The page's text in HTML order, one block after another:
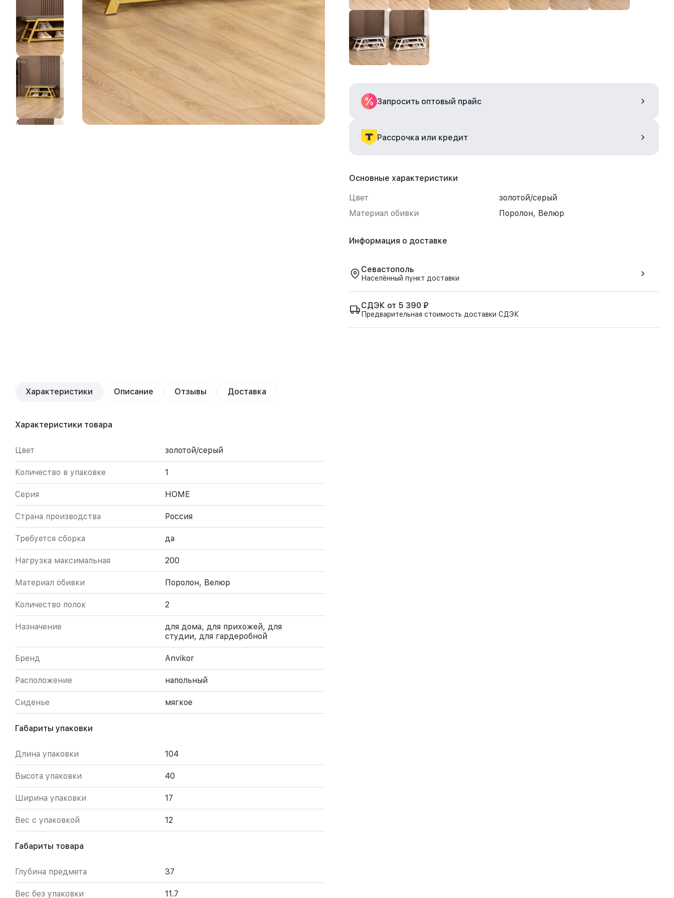
Запросить оптовый прайс
Рассрочка или кредит
Основные характеристики
Цвет
золотой/серый
Материал обивки
Поролон, Велюр
Информация о доставке
Севастополь
Населённый пункт доставки
СДЭК от 5 390 ₽
Предварительная стоимость доставки СДЭК
Характеристики Описание Отзывы Доставка
Характеристики товара
Цвет золотой/серый
Количество в упаковке 1
Серия HOME
Страна производства Россия
Требуется сборка да
Нагрузка максимальная 200
Материал обивки Поролон, Велюр
Количество полок 2
Назначение
для дома, для прихожей, для
студии, для гардеробной
Бренд Anvikor
Расположение напольный
Сиденье мягкое
Габариты упаковки
Длина упаковки 104
Высота упаковки 40
Ширина упаковки 17
Вес с упаковкой 12
Габариты товара
Глубина предмета 37
Вес без упаковки 11.7